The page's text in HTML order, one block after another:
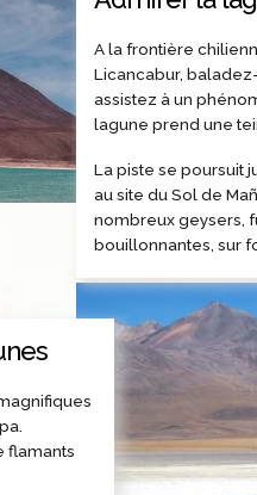
A la frontière
Licancabur,
assistez à un
lagune prend une
La piste se poursuit
au site du Sol de
nombreux geysers,
bouillonnantes, sur
flamants